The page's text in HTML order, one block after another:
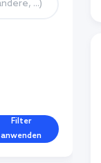
Filter
anwenden